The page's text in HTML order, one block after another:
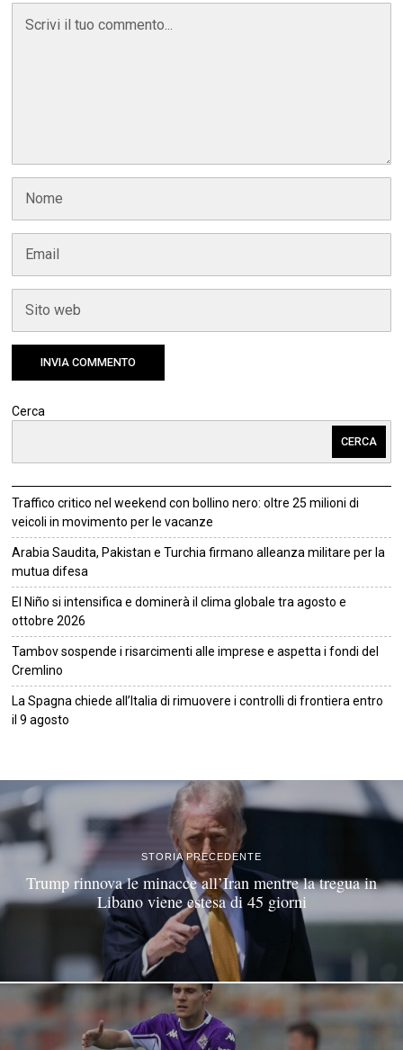
Cerca
CERCA
Traffico critico nel weekend con bollino nero: oltre 25 milioni di
veicoli in movimento per le vacanze
Arabia Saudita, Pakistan e Turchia firmano alleanza militare per la
mutua difesa
El Niño si intensifica e dominerà il clima globale tra agosto e
ottobre 2026
Tambov sospende i risarcimenti alle imprese e aspetta i fondi del
Cremlino
La Spagna chiede all’Italia di rimuovere i controlli di frontiera entro
il 9 agosto
STORIA PRECEDENTE
Trump rinnova le minacce all’Iran mentre la tregua in
Libano viene estesa di 45 giorni